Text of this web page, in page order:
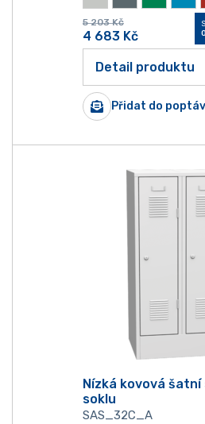
5 203 Kč
4 683 Kč
Detail produktu
Přidat do
Nízká kovová šatní
soklu
SAS_32C_A